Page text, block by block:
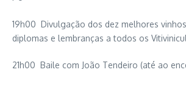
19h00 Divulgação dos dez melhores
diplomas e lembranças a todos os
21h00 Baile com João Tendeiro (até ao